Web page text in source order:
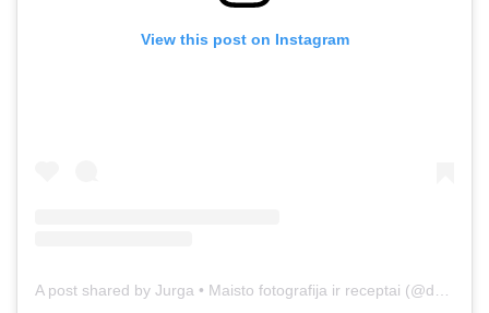
View this post on Instagram
A post shared by Jurga • Maisto fotografija ir receptai (@duonos.ir.zaidimu)